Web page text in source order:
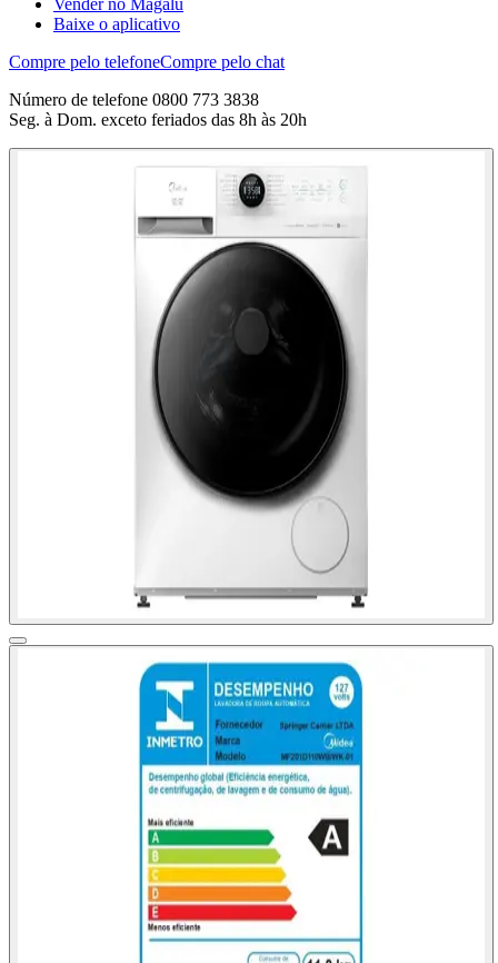
Baixe o aplicativo
Compre pelo telefoneCompre pelo chat
Número de telefone 0800 773 3838
Seg. à Dom. exceto feriados das 8h às 20h